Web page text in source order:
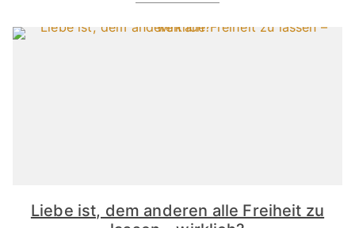
Liebe ist, dem anderen alle Freiheit zu